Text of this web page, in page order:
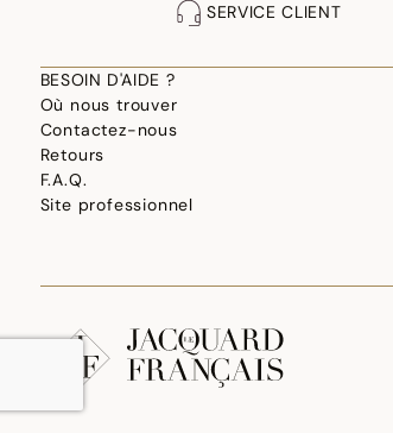
SERVICE CLIENT
BESOIN D'AIDE ?
Où nous trouver
Contactez-nous
Retours
F.A.Q.
Site professionnel